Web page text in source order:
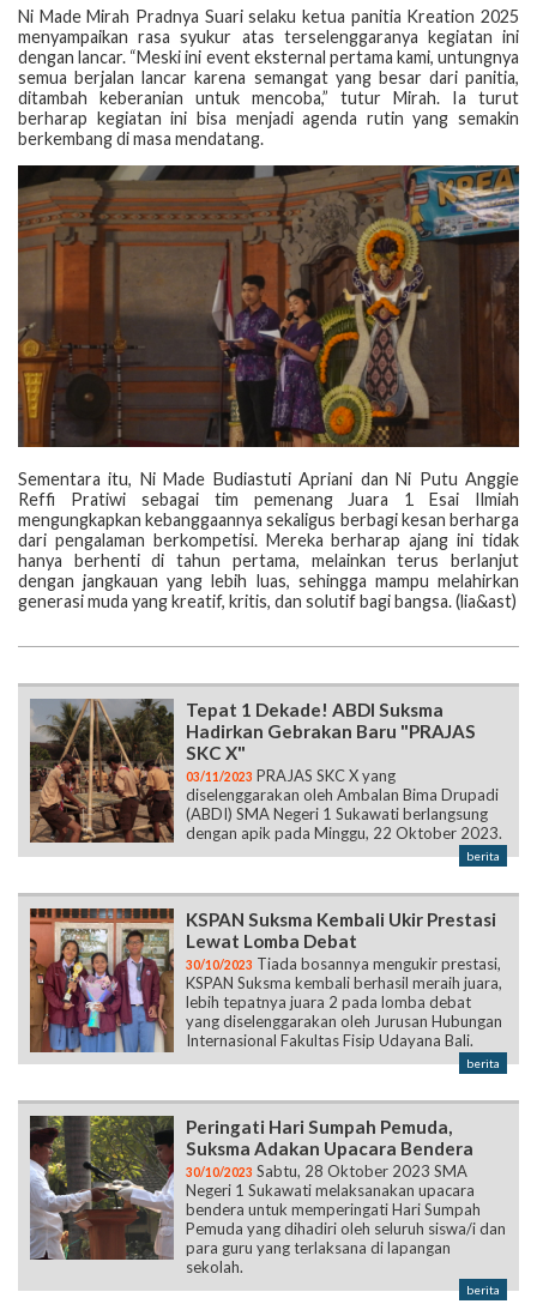
Ni Made Mirah Pradnya Suari selaku ketua panitia Kreation 2025
menyampaikan rasa syukur atas terselenggaranya kegiatan ini
dengan lancar. “Meski ini event eksternal pertama kami, untungnya
semua berjalan lancar karena semangat yang besar dari panitia,
ditambah keberanian untuk mencoba,” tutur Mirah. Ia turut
berharap kegiatan ini bisa menjadi agenda rutin yang semakin
berkembang di masa mendatang.
Sementara itu, Ni Made Budiastuti Apriani dan Ni Putu Anggie
Reffi Pratiwi sebagai tim pemenang Juara 1 Esai Ilmiah
mengungkapkan kebanggaannya sekaligus berbagi kesan berharga
dari pengalaman berkompetisi. Mereka berharap ajang ini tidak
hanya berhenti di tahun pertama, melainkan terus berlanjut
dengan jangkauan yang lebih luas, sehingga mampu melahirkan
generasi muda yang kreatif, kritis, dan solutif bagi bangsa. (lia&ast)
Tepat 1 Dekade! ABDI Suksma
Hadirkan Gebrakan Baru "PRAJAS
SKC X"
03/11/2023 PRAJAS SKC X yang
diselenggarakan oleh Ambalan Bima Drupadi
(ABDI) SMA Negeri 1 Sukawati berlangsung
dengan apik pada Minggu, 22 Oktober 2023.
berita
KSPAN Suksma Kembali Ukir Prestasi
Lewat Lomba Debat
30/10/2023 Tiada bosannya mengukir prestasi,
KSPAN Suksma kembali berhasil meraih juara,
lebih tepatnya juara 2 pada lomba debat
yang diselenggarakan oleh Jurusan Hubungan
Internasional Fakultas Fisip Udayana Bali.
berita
Peringati Hari Sumpah Pemuda,
Suksma Adakan Upacara Bendera
30/10/2023 Sabtu, 28 Oktober 2023 SMA
Negeri 1 Sukawati melaksanakan upacara
bendera untuk memperingati Hari Sumpah
Pemuda yang dihadiri oleh seluruh siswa/i dan
para guru yang terlaksana di lapangan
sekolah.
berita